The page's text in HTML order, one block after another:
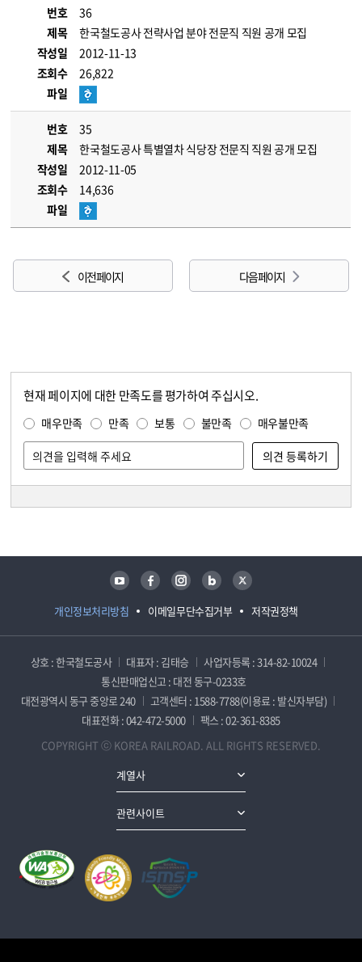
번호
36
제목
한국철도공사 전략사업 분야 전문직 직원 공개 모집
작성일
2012-11-13
조회수
26,822
파일
번호
35
제목
한국철도공사 특별열차 식당장 전문직 직원 공개 모집
작성일
2012-11-05
조회수
14,636
파일
이전 페이지 다음 페이지
현재 페이지에 대한 만족도를 평가하여 주십시오.
매우만족 만족 보통 불만족 매우불만족
개인정보처리방침 이메일무단수집거부 저작권정책
유튜브 페이스북 인스타그램 블로그 트위터
상호 : 한국철도공사 대표자 : 김태승
사업자등록 : 314-82-10024
통신판매업신고 : 대전 동구-0233호
대전광역시 동구 중앙로 240
고객센터 : 1588-7788(이용료 : 발신자부담)
대표전화 : 042-472-5000
팩스 : 02-361-8385
COPYRIGHT ⓒ KOREA RAILROAD. ALL RIGHTS RESERVED.
계열사
관련사이트